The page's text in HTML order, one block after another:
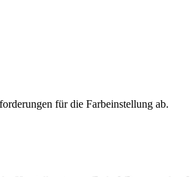
für die Farbeinstellung ab.